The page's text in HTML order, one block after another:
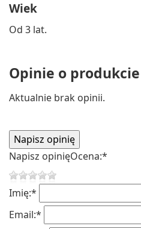
Wiek
Od 3 lat.
Opinie o produkcie
Aktualnie brak opinii.
Napisz opinięOcena:*
Imię:*
Email:*